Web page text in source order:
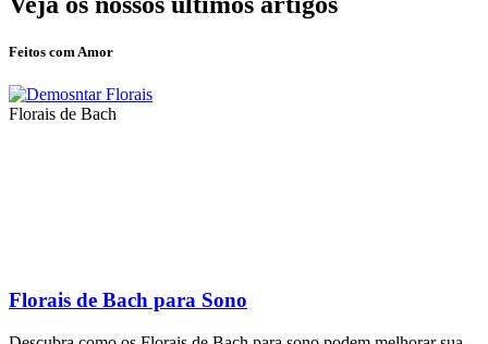
Feitos com Amor
Florais de Bach
Florais de Bach para Sono